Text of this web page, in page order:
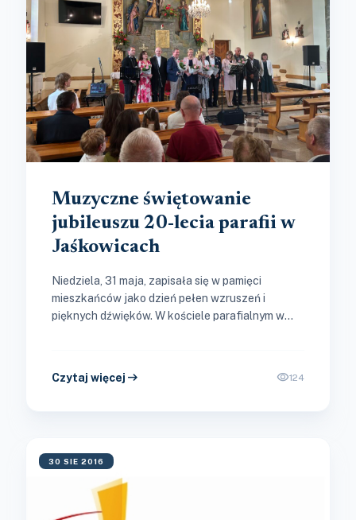
Muzyczne świętowanie
jubileuszu 20-lecia parafii w
Jaśkowicach
Niedziela, 31 maja, zapisała się w pamięci
mieszkańców jako dzień pełen wzruszeń i
pięknych dźwięków. W kościele parafialnym w
Czytaj więcej arrow_right_alt visibility124
30 SIE 2016